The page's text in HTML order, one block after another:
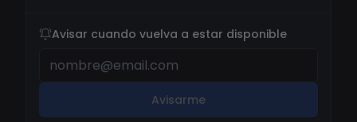
Avisar cuando vuelva a estar disponible
Avisarme